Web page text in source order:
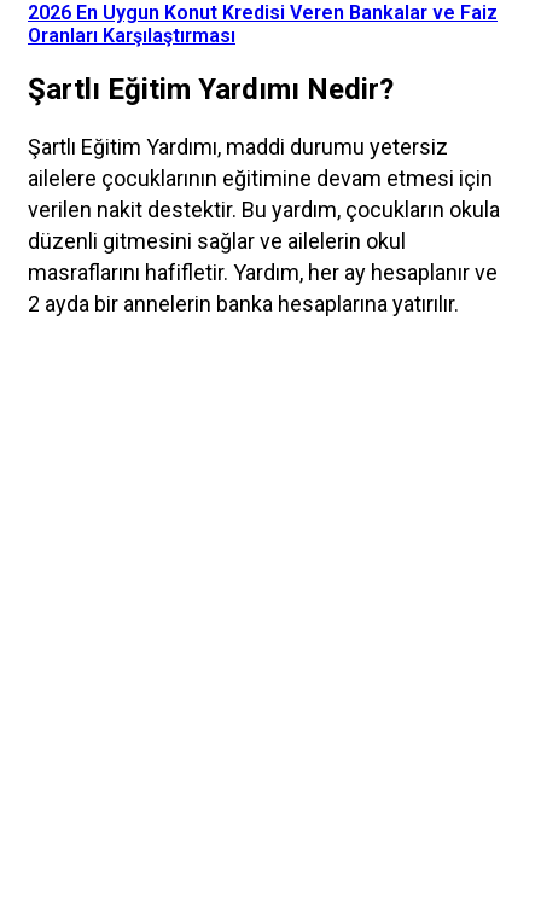
2026 En Uygun Konut Kredisi Veren Bankalar ve Faiz
Oranları Karşılaştırması
Şartlı Eğitim Yardımı Nedir?
Şartlı Eğitim Yardımı, maddi durumu yetersiz
ailelere çocuklarının eğitimine devam etmesi için
verilen nakit destektir. Bu yardım, çocukların okula
düzenli gitmesini sağlar ve ailelerin okul
masraflarını hafifletir. Yardım, her ay hesaplanır ve
2 ayda bir annelerin banka hesaplarına yatırılır.